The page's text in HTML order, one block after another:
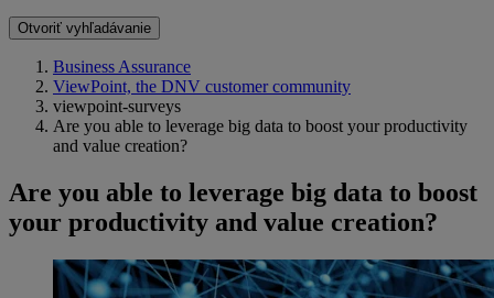
Otvoriť vyhľadávanie
Business Assurance
ViewPoint, the DNV customer community
viewpoint-surveys
Are you able to leverage big data to boost your productivity
and value creation?
Are you able to leverage big data to boost
your productivity and value creation?